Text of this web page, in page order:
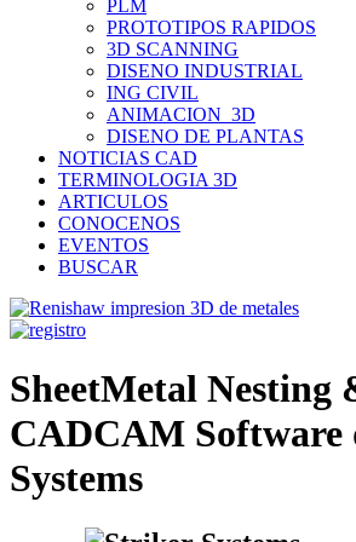
PLM
PROTOTIPOS RAPIDOS
3D SCANNING
DISENO INDUSTRIAL
ING CIVIL
ANIMACION_3D
DISENO DE PLANTAS
NOTICIAS CAD
TERMINOLOGIA 3D
ARTICULOS
CONOCENOS
EVENTOS
BUSCAR
SheetMetal Nesting
CADCAM Software
Systems